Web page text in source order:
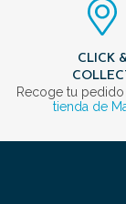
CLICK
Recoge tu pedido
tienda de